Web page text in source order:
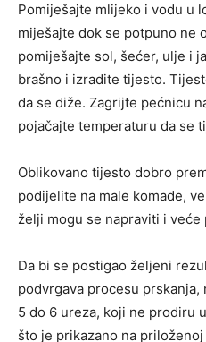
Pomiješajte mlijeko i vodu u
miješajte dok se potpuno ne
pomiješajte sol, šećer, ulje i
brašno i izradite tijesto.
da se diže. Zagrijte pećnicu
pojačajte temperaturu da se
Oblikovano tijesto dobro
podijelite na male komade,
želji mogu se napraviti i veće
Da bi se postigao željeni
podvrgava procesu
5 do 6 ureza, koji ne prodiru
što je prikazano na